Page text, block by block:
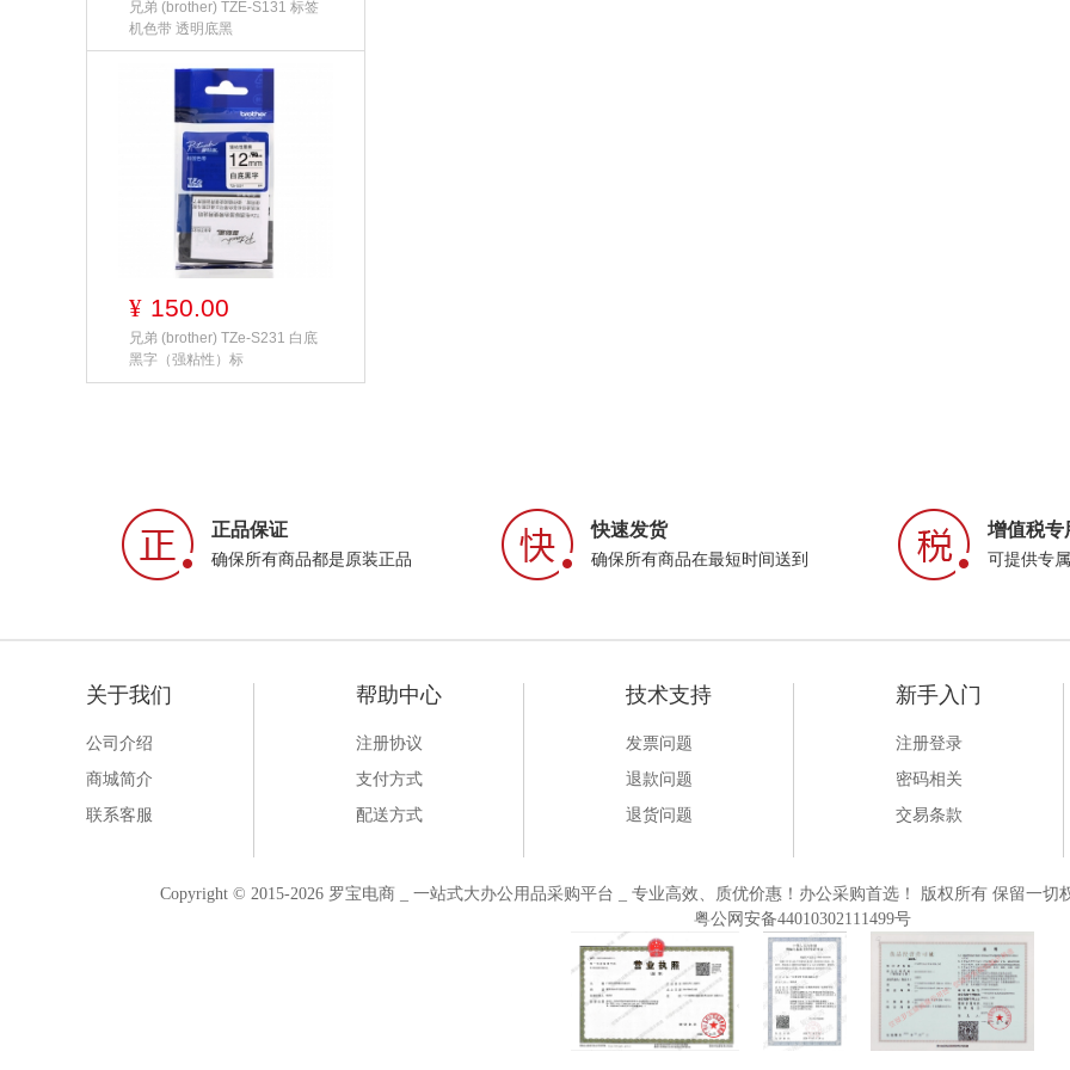
兄弟 (brother) TZE-S131 标签
机色带 透明底黑
¥ 150.00
兄弟 (brother) TZe-S231 白底
黑字（强粘性）标
正品保证
确保所有商品都是原装正品
快速发货
确保所有商品在最短时间送到
增值税专
可提供专
关于我们
公司介绍
商城简介
联系客服
帮助中心
注册协议
支付方式
配送方式
技术支持
发票问题
退款问题
退货问题
新手入门
注册登录
密码相关
交易条款
Copyright © 2015-2026 罗宝电商 _ 一站式大办公用品采购平台 _ 专业高效、质优价惠！办公采购首选！ 版权所有 保留一切
粤公网安备44010302111499号